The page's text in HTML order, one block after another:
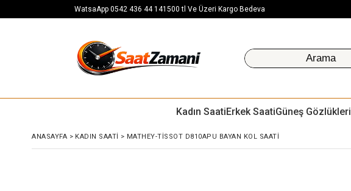
WatsaApp 0542 436 44 141500 tl Ve Üzeri Kargo Bedeva
Kadın SaatiErkek SaatiGüneş Gözlükleri
ANASAYFA > KADIN SAATI > MATHEY-TISSOT D810APU BAYAN KOL SAATI